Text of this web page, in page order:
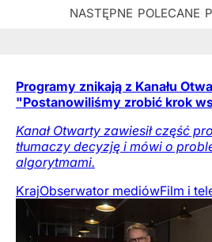
Programy znikają z Kanału
"Postanowiliśmy zrobić krok
Kanał Otwarty zawiesił część
tłumaczy decyzję i mówi o
algorytmami.
KrajObserwator mediówFilm i